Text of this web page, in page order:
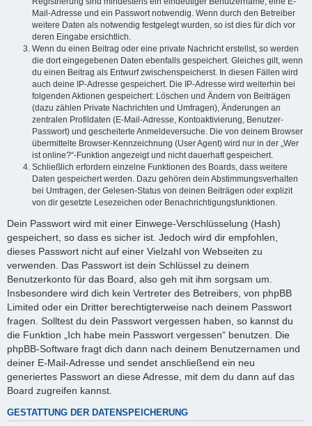
Mail-Adresse und ein Passwort notwendig. Wenn durch den Betreiber
weitere Daten als notwendig festgelegt wurden, so ist dies für dich vor
deren Eingabe ersichtlich.
Wenn du einen Beitrag oder eine private Nachricht erstellst, so werden
die dort eingegebenen Daten ebenfalls gespeichert. Gleiches gilt, wenn
du einen Beitrag als Entwurf zwischenspeicherst. In diesen Fällen wird
auch deine IP-Adresse gespeichert. Die IP-Adresse wird weiterhin bei
folgenden Aktionen gespeichert: Löschen und Ändern von Beiträgen
(dazu zählen Private Nachrichten und Umfragen), Änderungen an
zentralen Profildaten (E-Mail-Adresse, Kontoaktivierung, Benutzer-
Passwort) und gescheiterte Anmeldeversuche. Die von deinem Browser
übermittelte Browser-Kennzeichnung (User Agent) wird nur in der „Wer
ist online?“-Funktion angezeigt und nicht dauerhaft gespeichert.
Schließlich erfordern einzelne Funktionen des Boards, dass weitere
Daten gespeichert werden. Dazu gehören dein Abstimmungsverhalten
bei Umfragen, der Gelesen-Status von deinen Beiträgen oder explizit
von dir gesetzte Lesezeichen oder Benachrichtigungsfunktionen.
Dein Passwort wird mit einer Einwege-Verschlüsselung (Hash)
gespeichert, so dass es sicher ist. Jedoch wird dir empfohlen,
dieses Passwort nicht auf einer Vielzahl von Webseiten zu
verwenden. Das Passwort ist dein Schlüssel zu deinem
Benutzerkonto für das Board, also geh mit ihm sorgsam um.
Insbesondere wird dich kein Vertreter des Betreibers, von phpBB
Limited oder ein Dritter berechtigterweise nach deinem Passwort
fragen. Solltest du dein Passwort vergessen haben, so kannst du
die Funktion „Ich habe mein Passwort vergessen“ benutzen. Die
phpBB-Software fragt dich dann nach deinem Benutzernamen und
deiner E-Mail-Adresse und sendet anschließend ein neu
generiertes Passwort an diese Adresse, mit dem du dann auf das
Board zugreifen kannst.
GESTATTUNG DER DATENSPEICHERUNG